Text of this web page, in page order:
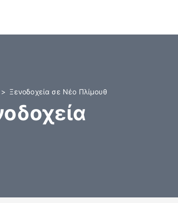
Ξενοδοχεία σε Νέο Πλίμουθ